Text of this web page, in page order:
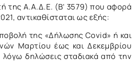
της Α.Α.Δ.Ε. (Β’ 3579) που αφορά
αντικαθίσταται ως εξής:
της «Δήλωσης Covid» ή και
Μαρτίου έως και Δεκεμβρίου
δηλώσεις σταδιακά από την